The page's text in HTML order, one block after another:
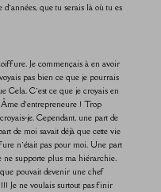
que tu serais là où tu es
Je commençais à en avoir
pas bien ce que je pourrais
Cela. C’est ce que je croyais en
d’entrepreneure ! Trop
je. Cependant, une part de
de moi savait déjà que cette vie
n’était pas pour moi. Une part
ne supporte plus ma hiérarchie.
pouvait devenir une chef
Je ne voulais surtout pas finir